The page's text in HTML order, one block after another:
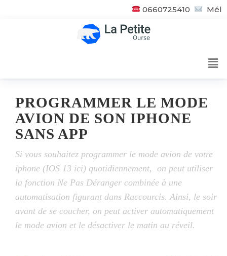
0660725410 Mél
PROGRAMMER LE MODE
AVION DE SON IPHONE
SANS APP
Si vous souhaitez programmer le mode avion de votre
iphone (IOS 13 ici) quotidiennement, on peut utiliser
la fonction Ne Pas Déranger combinée à une
automatisation figurant dans Raccourcis. Ainsi, le soir
avant de se coucher, on peut activer automatiquement
le mode avion et le désactiver le matin au réveil.